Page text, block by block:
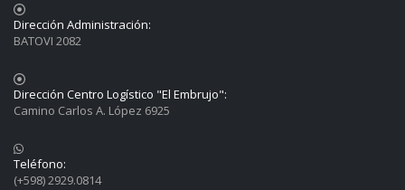
Dirección Administración:
BATOVI 2082
Dirección Centro Logístico "El Embrujo":
Camino Carlos A. López 6925
Teléfono:
(+598) 2929.0814